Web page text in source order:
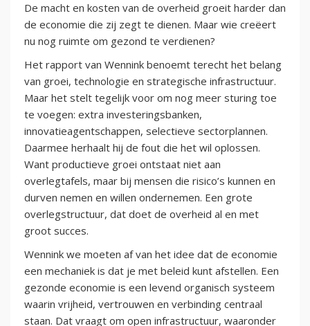
De macht en kosten van de overheid groeit harder dan
de economie die zij zegt te dienen. Maar wie creëert
nu nog ruimte om gezond te verdienen?
Het rapport van Wennink benoemt terecht het belang
van groei, technologie en strategische infrastructuur.
Maar het stelt tegelijk voor om nog meer sturing toe
te voegen: extra investeringsbanken,
innovatieagentschappen, selectieve sectorplannen.
Daarmee herhaalt hij de fout die het wil oplossen.
Want productieve groei ontstaat niet aan
overlegtafels, maar bij mensen die risico’s kunnen en
durven nemen en willen ondernemen. Een grote
overlegstructuur, dat doet de overheid al en met
groot succes.
Wennink we moeten af van het idee dat de economie
een mechaniek is dat je met beleid kunt afstellen. Een
gezonde economie is een levend organisch systeem
waarin vrijheid, vertrouwen en verbinding centraal
staan. Dat vraagt om open infrastructuur, waaronder